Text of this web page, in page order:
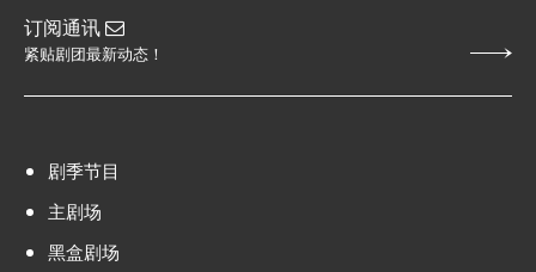
订阅通讯
紧贴剧团最新动态！
剧季节目
主剧场
黑盒剧场